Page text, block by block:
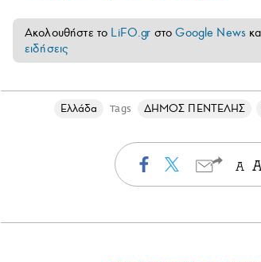
Ακολουθήστε το LiFO.gr στοGoogle News
ειδήσεις
Ελλάδα Tags ΔΗΜΟΣ ΠΕΝΤΕΛΗΣ